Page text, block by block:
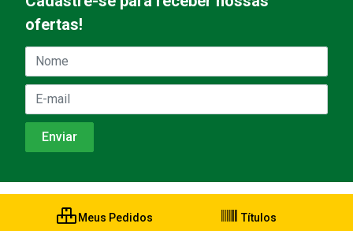
ofertas!
Meus Pedidos Títulos